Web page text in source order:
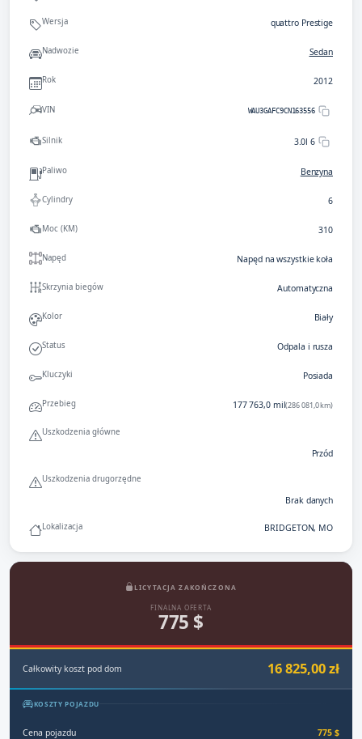
Wersja quattro Prestige
Nadwozie Sedan
Rok 2012
VIN WAU3GAFC9CN163556
Silnik 3.0l 6
Paliwo Benzyna
Cylindry 6
Moc (KM) 310
Napęd Napęd na wszystkie koła
Skrzynia biegów Automatyczna
Kolor Biały
Status Odpala i rusza
Kluczyki Posiada
Przebieg 177 763,0 mil(286 081,0 km)
Uszkodzenia główne
Przód
Uszkodzenia drugorzędne
Brak danych
Lokalizacja BRIDGETON, MO
LICYTACJA ZAKOŃCZONA
FINALNA OFERTA
775 $
Całkowity koszt pod dom 16 825,00 zł
KOSZTY POJAZDU
Cena pojazdu 775 $